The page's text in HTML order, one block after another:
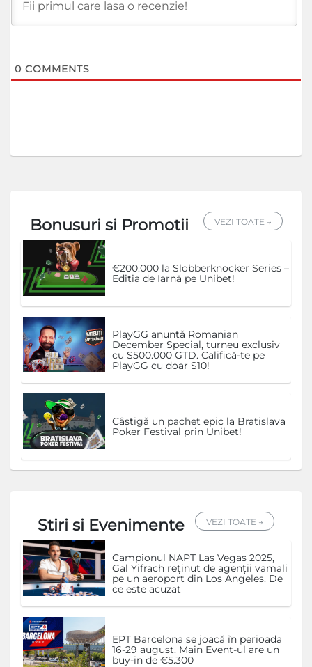
0 COMMENTS
Bonusuri si Promotii VEZI TOATE →
€200.000 la Slobberknocker Series –
Ediția de Iarnă pe Unibet!
PlayGG anunță Romanian
December Special, turneu exclusiv
cu $500.000 GTD. Califică-te pe
PlayGG cu doar $10!
Câștigă un pachet epic la Bratislava
Poker Festival prin Unibet!
Stiri si Evenimente VEZI TOATE →
Campionul NAPT Las Vegas 2025,
Gal Yifrach reținut de agenții vamali
pe un aeroport din Los Angeles. De
ce este acuzat
EPT Barcelona se joacă în perioada
16-29 august. Main Event-ul are un
buy-in de €5.300